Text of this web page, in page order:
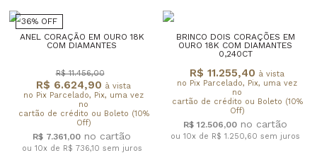
36% OFF
ANEL CORAÇÃO EM OURO 18K
COM DIAMANTES
R$ 6.624,90 à vista
no Pix Parcelado, Pix, uma vez
no
cartão de crédito ou Boleto (10%
Off)
R$ 11.456,00
R$ 7.361,00
ou 10x de R$ 736,10 sem juros
BRINCO DOIS CORAÇÕES EM
OURO 18K COM DIAMANTES
0,240CT
R$ 11.255,40 à vista
no Pix Parcelado, Pix, uma vez
no
cartão de crédito ou Boleto (10%
Off)
R$ 12.506,00
ou 10x de R$ 1.250,60 sem juros